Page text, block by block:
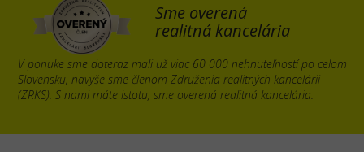
Sme overená
realitná kancelária
V ponuke sme doteraz mali už viac 60 000 nehnuteľností po celom
Slovensku, navyše sme členom Združenia realitných kancelárii
(ZRKS). S nami máte istotu, sme overená realitná kancelária.